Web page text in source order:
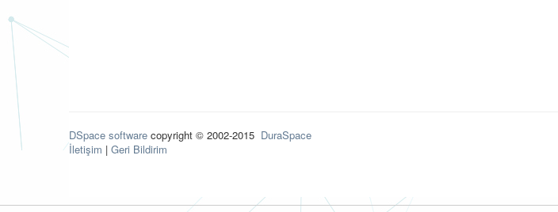
DSpace software copyright © 2002-2015 DuraSpace
İletişim | Geri Bildirim